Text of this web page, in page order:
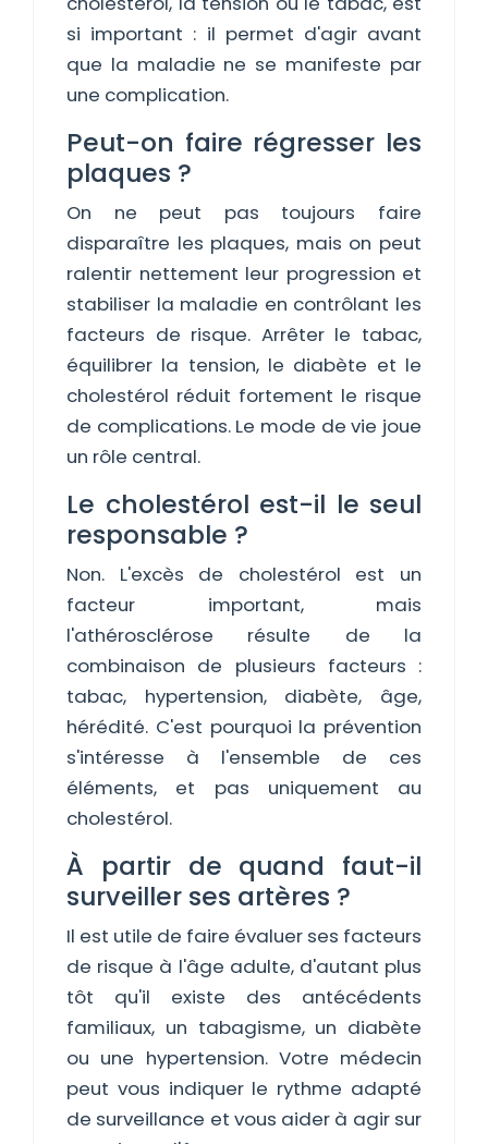
si important : il permet d'agir avant
que la maladie ne se manifeste par
une complication.
Peut-on faire régresser les
plaques ?
On ne peut pas toujours faire
disparaître les plaques, mais on peut
ralentir nettement leur progression et
stabiliser la maladie en contrôlant les
facteurs de risque. Arrêter le tabac,
équilibrer la tension, le diabète et le
cholestérol réduit fortement le risque
de complications. Le mode de vie joue
un rôle central.
Le cholestérol est-il le seul
responsable ?
Non. L'excès de cholestérol est un
facteur important, mais
l'athérosclérose résulte de la
combinaison de plusieurs facteurs :
tabac, hypertension, diabète, âge,
hérédité. C'est pourquoi la prévention
s'intéresse à l'ensemble de ces
éléments, et pas uniquement au
cholestérol.
À partir de quand faut-il
surveiller ses artères ?
Il est utile de faire évaluer ses facteurs
de risque à l'âge adulte, d'autant plus
tôt qu'il existe des antécédents
familiaux, un tabagisme, un diabète
ou une hypertension. Votre médecin
peut vous indiquer le rythme adapté
de surveillance et vous aider à agir sur